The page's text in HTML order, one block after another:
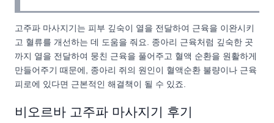
고주파 마사지기는 피부 깊숙이 열을 전달하여 근육을 이완시키
고 혈류를 개선하는 데 도움을 줘요. 종아리 근육처럼 깊숙한 곳
까지 열을 전달하여 뭉친 근육을 풀어주고 혈액 순환을 원활하게
만들어주기 때문에, 종아리 쥐의 원인이 혈액순환 불량이나 근육
피로에 있다면 근본적인 해결책이 될 수 있죠.
비오르바 고주파 마사지기 후기